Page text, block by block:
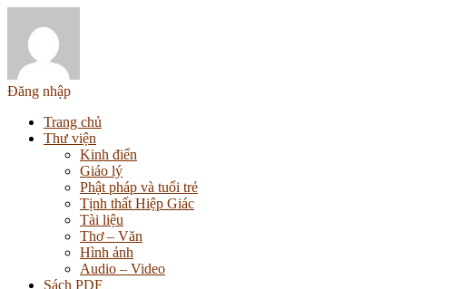
Đăng nhập
Trang chủ
Thư viện
Kinh điển
Giáo lý
Phật pháp và tuổi trẻ
Tịnh thất Hiệp Giác
Tài liệu
Thơ – Văn
Hình ảnh
Audio – Video
Sách PDF